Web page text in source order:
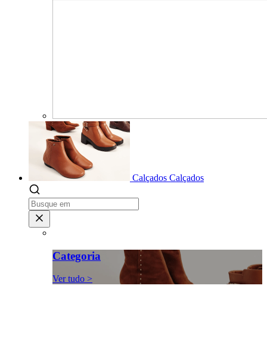
Calçados Calçados
Categoria
Ver tudo >